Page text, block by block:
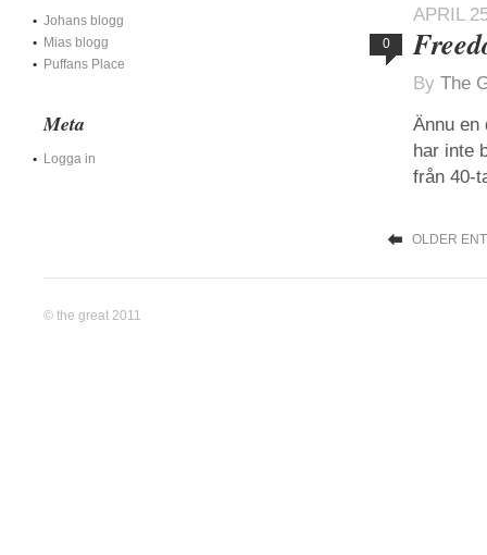
APRIL
0
By The
Ännu en
har inte
från 40-
OLDER
Johans blogg
Mias blogg
Puffans Place
Meta
Logga in
© the great 2011